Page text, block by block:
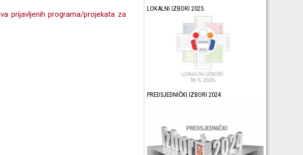
prijavljenih programa/projekata za
LOKALNI IZBORI 2025.
PREDSJEDNIČKI IZBORI 2024.